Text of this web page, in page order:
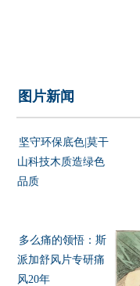
图片新闻
坚守环保底色|莫干
山科技木质造绿色
品质
多么痛的领悟：斯
派加舒风片专研痛
风20年